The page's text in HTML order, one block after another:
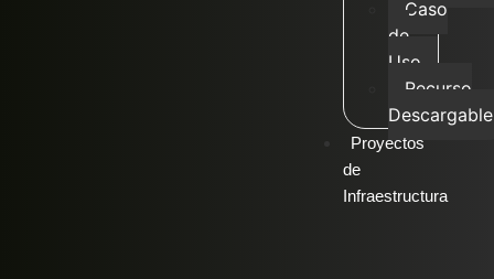
Caso
de
Uso
Recurso
Descargable
Proyectos
de
Infraestructura